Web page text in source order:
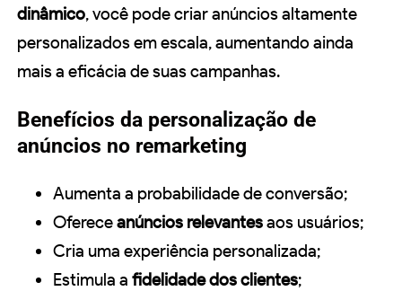
dinâmico, você pode criar anúncios altamente
personalizados em escala, aumentando ainda
mais a eficácia de suas campanhas.
Benefícios da personalização de
anúncios no remarketing
Aumenta a probabilidade de conversão;
Ofereceanúncios relevantesaos usuários;
Cria uma experiência personalizada;
Estimula a fidelidade dos clientes;